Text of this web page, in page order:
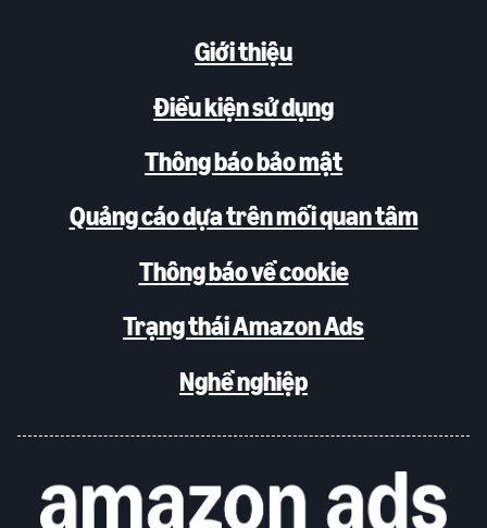
Giới thiệu
Điều kiện sử dụng
Thông báo bảo mật
Quảng cáo dựa trên mối quan tâm
Thông báo về cookie
Trạng thái Amazon Ads
Nghề nghiệp